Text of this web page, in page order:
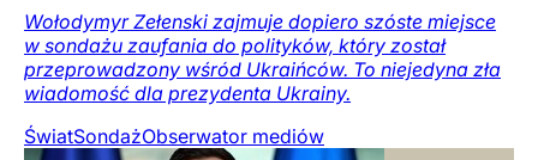
Wołodymyr Zełenski zajmuje dopiero szóste miejsce
w sondażu zaufania do polityków, który został
przeprowadzony wśród Ukraińców. To niejedyna zła
wiadomość dla prezydenta Ukrainy.
ŚwiatSondażObserwator mediów